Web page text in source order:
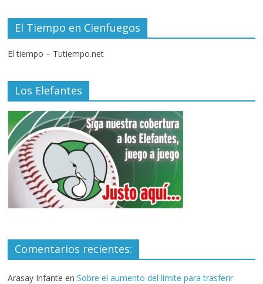
El Tiempo en Cienfuegos
El tiempo – Tutiempo.net
Los Elefantes
Comentarios recientes:
Arasay Infante enSobre el aumento del límite para trasferir